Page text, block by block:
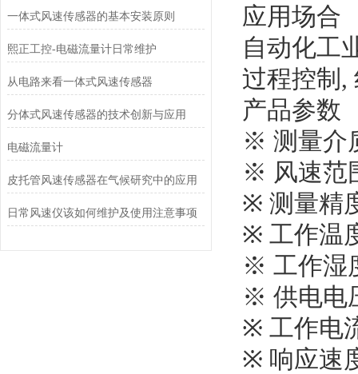
一体式风速传感器的基本安装原则
熙正工控-电磁流量计日常维护
从电路来看一体式风速传感器
分体式风速传感器的技术创新与应用
电磁流量计
皮托管风速传感器在气候研究中的应用
日常风速仪该如何维护及使用注意事项
应用场合
自动化工
过程控制,
产品参数
※ 测量介
※ 风速范
※ 测量精
※ 工作温
※ 工作湿
※ 供电电
※ 工作电
※ 响应速